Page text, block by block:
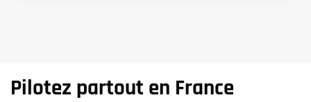
Pilotez partout en France